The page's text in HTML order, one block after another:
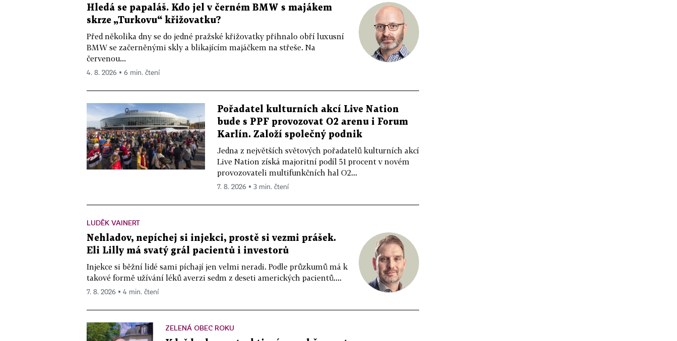
Hledá se papaláš. Kdo jel v černém BMW s majákem
skrze „Turkovu“ křižovatku?
Před několika dny se do jedné pražské křižovatky přihnalo obří luxusní
BMW se začerněnými skly a blikajícím majáčkem na střeše. Na
červenou...
4. 8. 2026 ▪ 6 min. čtení
Pořadatel kulturních akcí Live Nation
bude s PPF provozovat O2 arenu i Forum
Karlín. Založí společný podnik
Jedna z největších světových pořadatelů kulturních akcí
Live Nation získá majoritní podíl 51 procent v novém
provozovateli multifunkčních hal O2...
7. 8. 2026 ▪ 3 min. čtení
LUDĚK VAINERT
Nehladov, nepíchej si injekci, prostě si vezmi prášek.
Eli Lilly má svatý grál pacientů i investorů
Injekce si běžní lidé sami píchají jen velmi neradi. Podle průzkumů má k
takové formě užívání léků averzi sedm z deseti amerických pacientů....
7. 8. 2026 ▪ 4 min. čtení
ZELENÁ OBEC ROKU